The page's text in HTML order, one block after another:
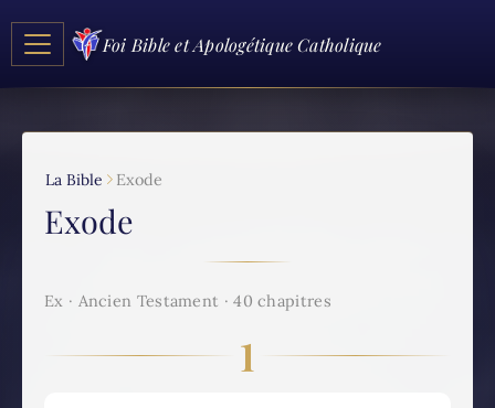
Foi Bible et Apologétique Catholique
La Bible Exode
Exode
Ex · Ancien Testament · 40 chapitres
1